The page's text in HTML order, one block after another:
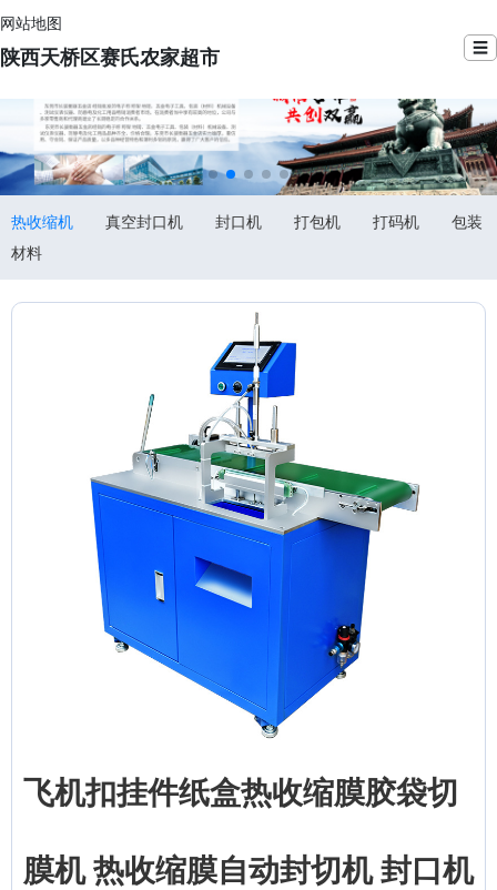
网站地图
陕西天桥区赛氏农家超市 ☰
热收缩机 真空封口机 封口机 打包机 打码机
包装
材料
飞机扣挂件纸盒热收缩膜胶袋切
膜机 热收缩膜自动封切机 封口机